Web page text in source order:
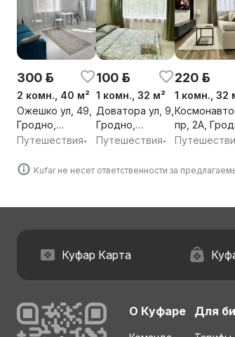
300 р.
2 комн., 40 м²
Ожешко ул, 49,
Гродно,
Гродненская
Путешествия•
100 р.
1 комн., 32 м²
Доватора ул, 9,
Гродно,
Гродненская
Путешествия•
220 р.
1 комн., 32
пр, 2А,
Kufar не несет ответственности за
Куфар Карта
О Куфаре Для